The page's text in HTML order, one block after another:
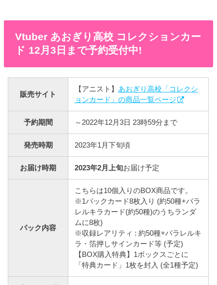
Vtuber あおぎり高校 コレクションカー
ド 12月3日まで予約受付中!
販売サイト
【アニスト】 あおぎり高校「コレクシ
ョンカード」の商品一覧ページ
予約期間 ～2022年12月3日 23時59分まで
発売時期 2023年1月下旬頃
お届け時期 2023年2月上旬お届け予定
パック内容
こちらは10個入りのBOX商品です。
※1パックカード8枚入り (約50種+パラ
レルキラカード(約50種)のうちランダ
ムに8枚)
※収録レアリティ : 約50種+パラレルキ
ラ・箔押しサインカード等 (予定)
【BOX購入特典】1ボックスごとに
「特典カード」1枚を封入 (全1種予定)